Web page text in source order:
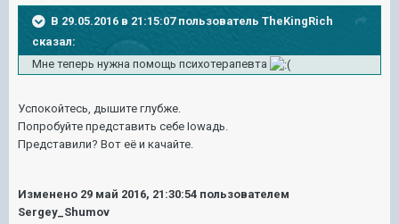
В 29.05.2016 в 21:15:07 пользователь TheKingRich
сказал:
Мне теперь нужна помощь психотерапевта
Успокойтесь, дышите глубже.
Попробуйте представить себе Iowaдь.
Представили? Вот её и качайте.
Изменено 29 май 2016, 21:30:54 пользователем
Sergey_Shumov